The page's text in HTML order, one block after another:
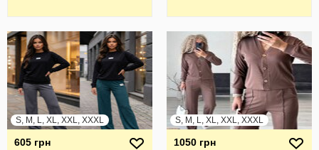
S, M, L, XL, XXL, XXXL
605 грн
S, M, L, XL, XXL, XXXL
1050 грн